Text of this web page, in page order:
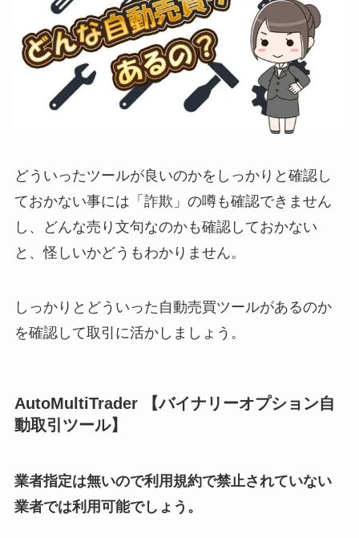
どういったツールが良いのかをしっかりと確認し
ておかない事には「詐欺」の噂も確認できません
し、どんな売り文句なのかも確認しておかない
と、怪しいかどうもわかりません。
しっかりとどういった自動売買ツールがあるのか
を確認して取引に活かしましょう。
AutoMultiTrader 【バイナリーオプション自
動取引ツール】
業者指定は無いので利用規約で禁止されていない
業者では利用可能でしょう。